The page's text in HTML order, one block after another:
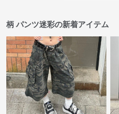
柄 パンツ迷彩の新着アイテム